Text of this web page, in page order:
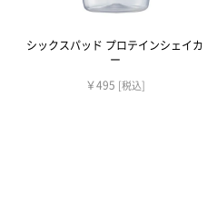
シックスパッド プロテインシェイカ
ー
￥495 [税込]